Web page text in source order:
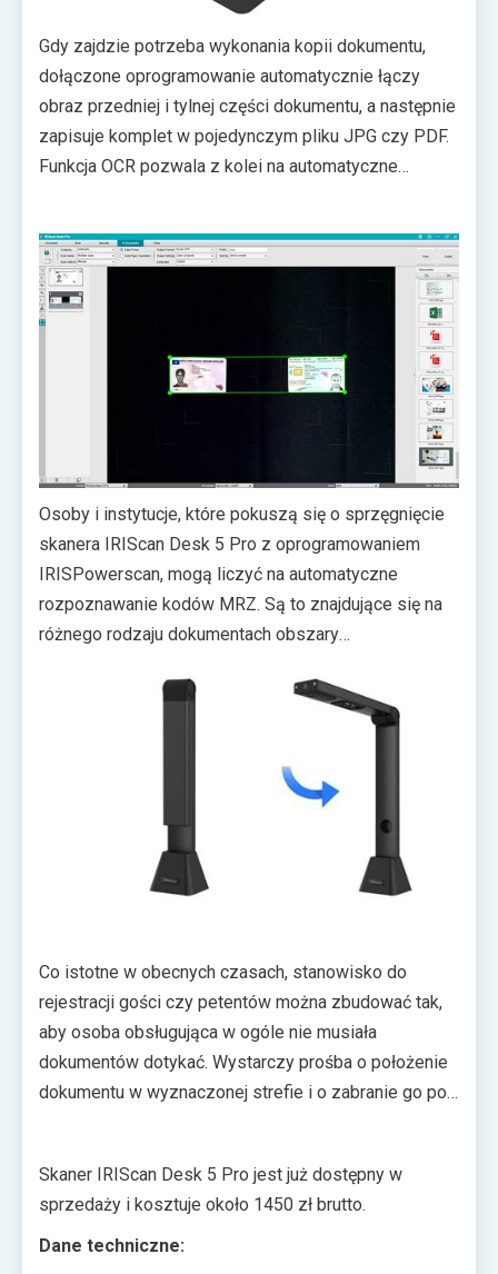
Gdy zajdzie potrzeba wykonania kopii dokumentu,
dołączone oprogramowanie automatycznie łączy
obraz przedniej i tylnej części dokumentu, a następnie
zapisuje komplet w pojedynczym pliku JPG czy PDF.
Funkcja OCR pozwala z kolei na automatyczne
skrócić czas potrzebny na rejestrację danej osoby,
poprzez przyspieszenie wprowadzania danych.
Osoby i instytucje, które pokuszą się o sprzęgnięcie
skanera IRIScan Desk 5 Pro z oprogramowaniem
IRISPowerscan, mogą liczyć na automatyczne
rozpoznawanie kodów MRZ. Są to znajdujące się na
różnego rodzaju dokumentach obszary
przypadku paszportu da się z niego uzyskać m.in.
imię i nazwisko, kod państwa wystawiającego
Co istotne w obecnych czasach, stanowisko do
rejestracji gości czy petentów można zbudować tak,
aby osoba obsługująca w ogóle nie musiała
dokumentów dotykać. Wystarczy prośba o położenie
dokumentu w wyznaczonej strefie i o zabranie go po
uczynić go bezpieczniejszym, ograniczając fizyczny
kontakt między osobami do niezbędnego minimum.
Skaner IRIScan Desk 5 Pro jest już dostępny w
sprzedaży i kosztuje około 1450 zł brutto.
Dane techniczne: